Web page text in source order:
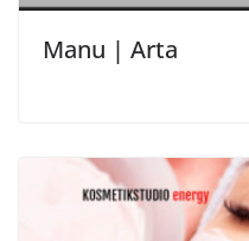
Manu | Arta